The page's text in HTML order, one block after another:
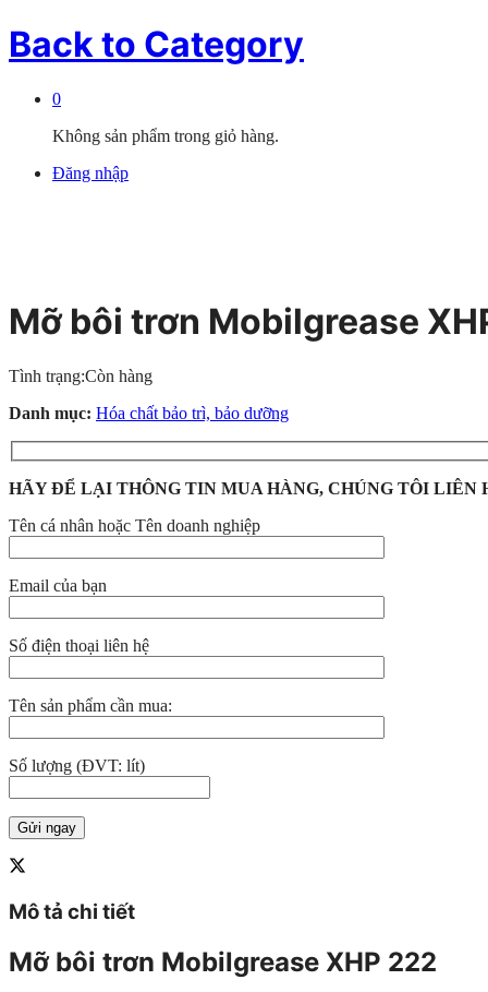
Back to Category
0
Không sản phẩm trong giỏ hàng.
Đăng nhập
Mỡ bôi trơn Mobilgrease
Tình trạng:Còn hàng
Danh mục: Hóa chất bảo trì, bảo dưỡng
HÃY ĐỂ LẠI THÔNG TIN MUA HÀNG, CHÚNG TÔI LIÊN
Tên cá nhân hoặc Tên doanh nghiệp
Email của bạn
Số điện thoại liên hệ
Tên sản phẩm cần mua:
Số lượng (ĐVT: lít)
Mô tả chi tiết
Mỡ bôi trơn Mobilgrease XHP 222